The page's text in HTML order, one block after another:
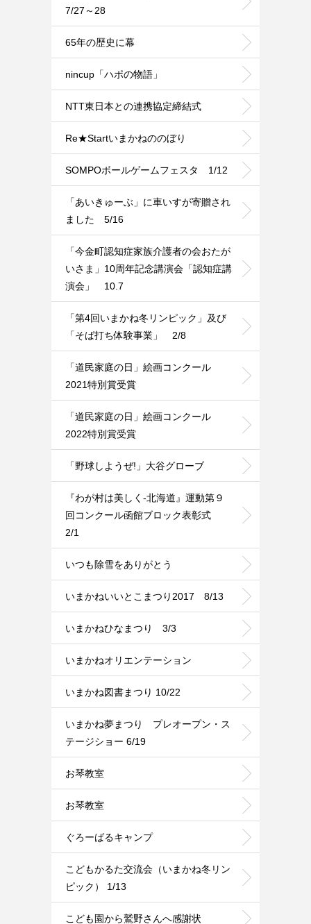
7/27～28
65年の歴史に幕
nincup「ハポの物語」
NTT東日本との連携協定締結式
Re★Startいまかねののぼり
SOMPOボールゲームフェスタ 1/12
「あいきゅーぶ」に車いすが寄贈され
ました 5/16
「今金町認知症家族介護者の会おたが
いさま」10周年記念講演会「認知症講
演会」 10.7
「第4回いまかね冬リンピック」及び
「そば打ち体験事業」 2/8
「道民家庭の日」絵画コンクール
2021特別賞受賞
「道民家庭の日」絵画コンクール
2022特別賞受賞
「野球しようぜ!」大谷グローブ
『わが村は美しく-北海道』運動第９
回コンクール函館ブロック表彰式
2/1
いつも除雪をありがとう
いまかねいいとこまつり2017 8/13
いまかねひなまつり 3/3
いまかねオリエンテーション
いまかね図書まつり 10/22
いまかね夢まつり プレオープン・ス
テージショー 6/19
お琴教室
お琴教室
ぐろーばるキャンプ
こどもかるた交流会（いまかね冬リン
ピック） 1/13
こども園から鷲野さんへ感謝状